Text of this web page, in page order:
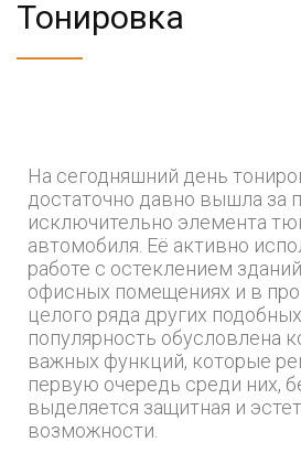
Тонировка
На сегодняшний день
достаточно давно вышла за
исключительно элемента
автомобиля. Её активно
работе с остеклением
офисных помещениях и в
целого ряда других
популярность обусловлена
важных функций, которые
первую очередь среди них,
выделяется защитная и
возможности.